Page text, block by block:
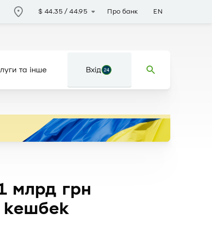
$ 44.35 /44.95 Про банк EN
та інше Вхід
млрд грн
кешбек